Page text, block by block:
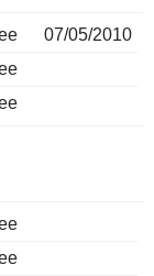
07/05/2010